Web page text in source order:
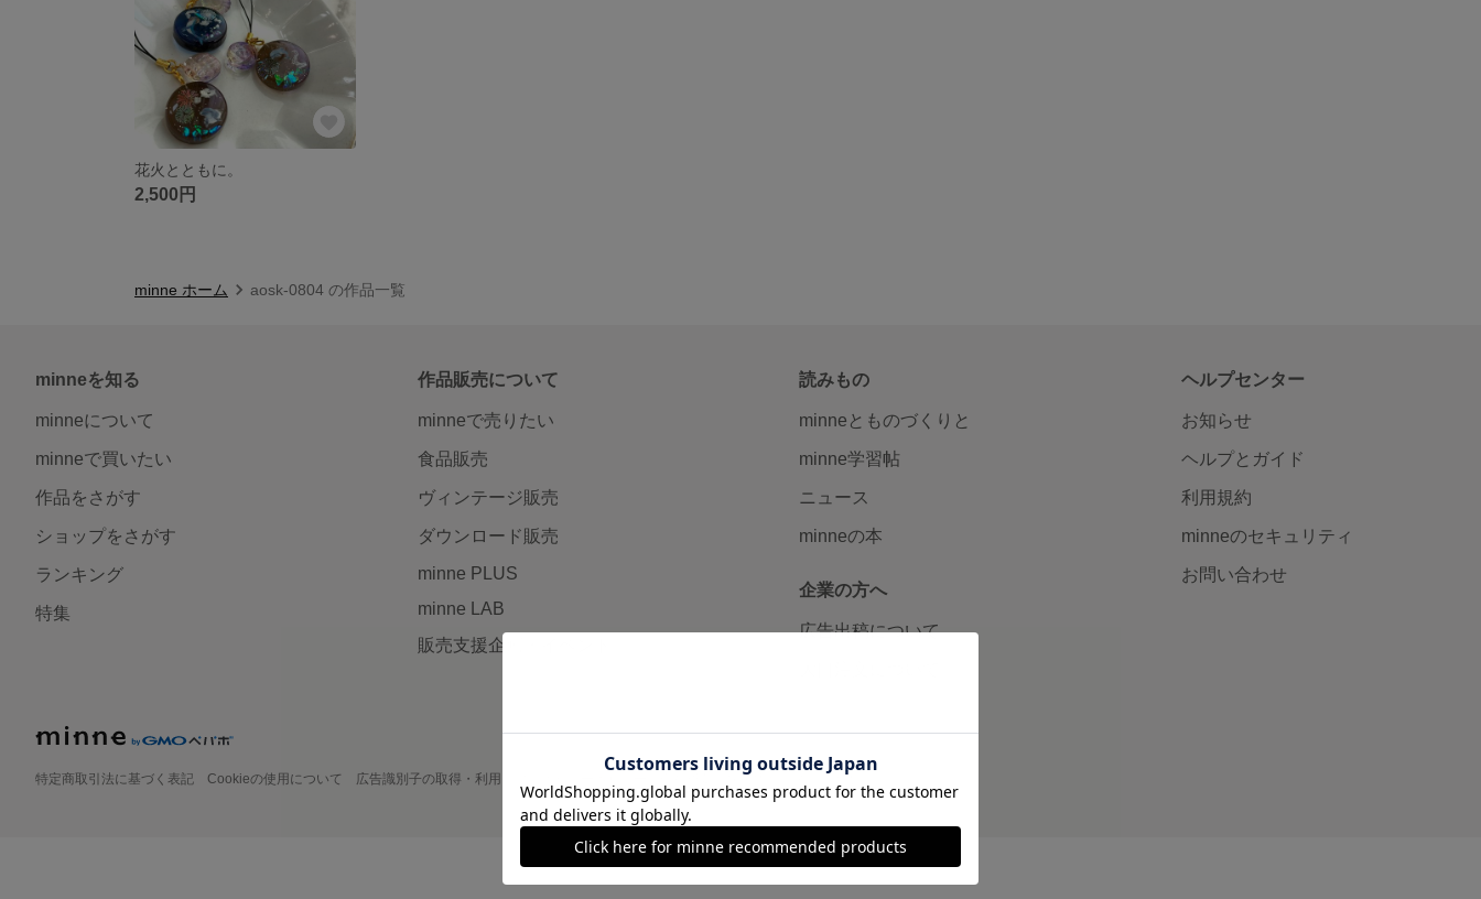
花火とともに。
2,500円
minne ホーム aosk-0804 の作品一覧
minneを知る
minneについて
minneで買いたい
作品をさがす
ショップをさがす
ランキング
特集
作品販売について
minneで売りたい
食品販売
ヴィンテージ販売
ダウンロード販売
minne PLUS
minne LAB
販売支援企画・イベント
読みもの
minneとものづくりと
minne学習帖
ニュース
minneの本
企業の方へ
広告出稿について
ヘルプセンター
お知らせ
ヘルプとガイド
利用規約
minneのセキュリティ
お問い合わせ
特定商取引法に基づく表記 Cookieの使用について 広告識別子の取得・利用 採用情報 メディアキット
©GMO Pepabo, Inc. All rights reserved.